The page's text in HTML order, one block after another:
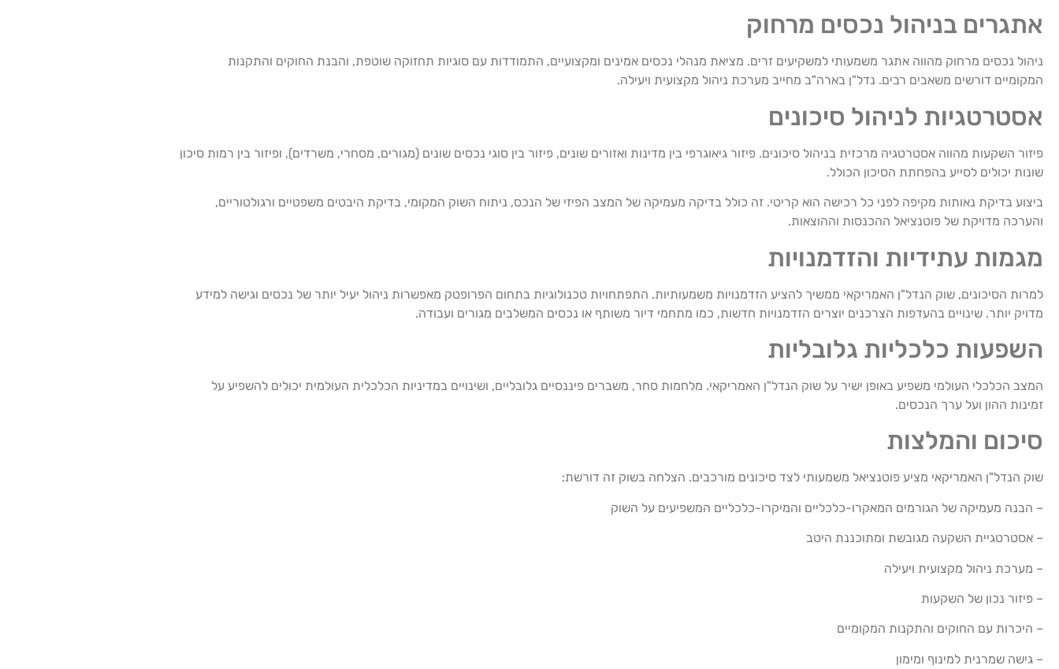
אתגרים בניהול נכסים מרחוק
ניהול נכסים מרחוק מהווה אתגר משמעותי למשקיעים זרים. מציאת מנהלי נכסים אמינים ומקצועיים, התמודדות עם סוגיות תחזוקה שוטפת, והבנת החוקים והתקנות
המקומיים דורשים משאבים רבים. נדל"ן בארה"ב מחייב מערכת ניהול מקצועית ויעילה.
אסטרטגיות לניהול סיכונים
פיזור השקעות מהווה אסטרטגיה מרכזית בניהול סיכונים. פיזור גיאוגרפי בין מדינות ואזורים שונים, פיזור בין סוגי נכסים שונים (מגורים, מסחרי, משרדים), ופיזור בין רמות סיכון
שונות יכולים לסייע בהפחתת הסיכון הכולל.
ביצוע בדיקת נאותות מקיפה לפני כל רכישה הוא קריטי. זה כולל בדיקה מעמיקה של המצב הפיזי של הנכס, ניתוח השוק המקומי, בדיקת היבטים משפטיים ורגולטוריים,
והערכה מדויקת של פוטנציאל ההכנסות וההוצאות.
מגמות עתידיות והזדמנויות
למרות הסיכונים, שוק הנדל"ן האמריקאי ממשיך להציע הזדמנויות משמעותיות. התפתחויות טכנולוגיות בתחום הפרופטק מאפשרות ניהול יעיל יותר של נכסים וגישה למידע
מדויק יותר. שינויים בהעדפות הצרכנים יוצרים הזדמנויות חדשות, כמו מתחמי דיור משותף או נכסים המשלבים מגורים ועבודה.
השפעות כלכליות גלובליות
המצב הכלכלי העולמי משפיע באופן ישיר על שוק הנדל"ן האמריקאי. מלחמות סחר, משברים פיננסיים גלובליים, ושינויים במדיניות הכלכלית העולמית יכולים להשפיע על
זמינות ההון ועל ערך הנכסים.
סיכום והמלצות
שוק הנדל"ן האמריקאי מציע פוטנציאל משמעותי לצד סיכונים מורכבים. הצלחה בשוק זה דורשת:
– הבנה מעמיקה של הגורמים המאקרו-כלכליים והמיקרו-כלכליים המשפיעים על השוק
– אסטרטגיית השקעה מגובשת ומתוכננת היטב
– מערכת ניהול מקצועית ויעילה
– פיזור נכון של השקעות
– היכרות עם החוקים והתקנות המקומיים
– גישה שמרנית למינוף ומימון